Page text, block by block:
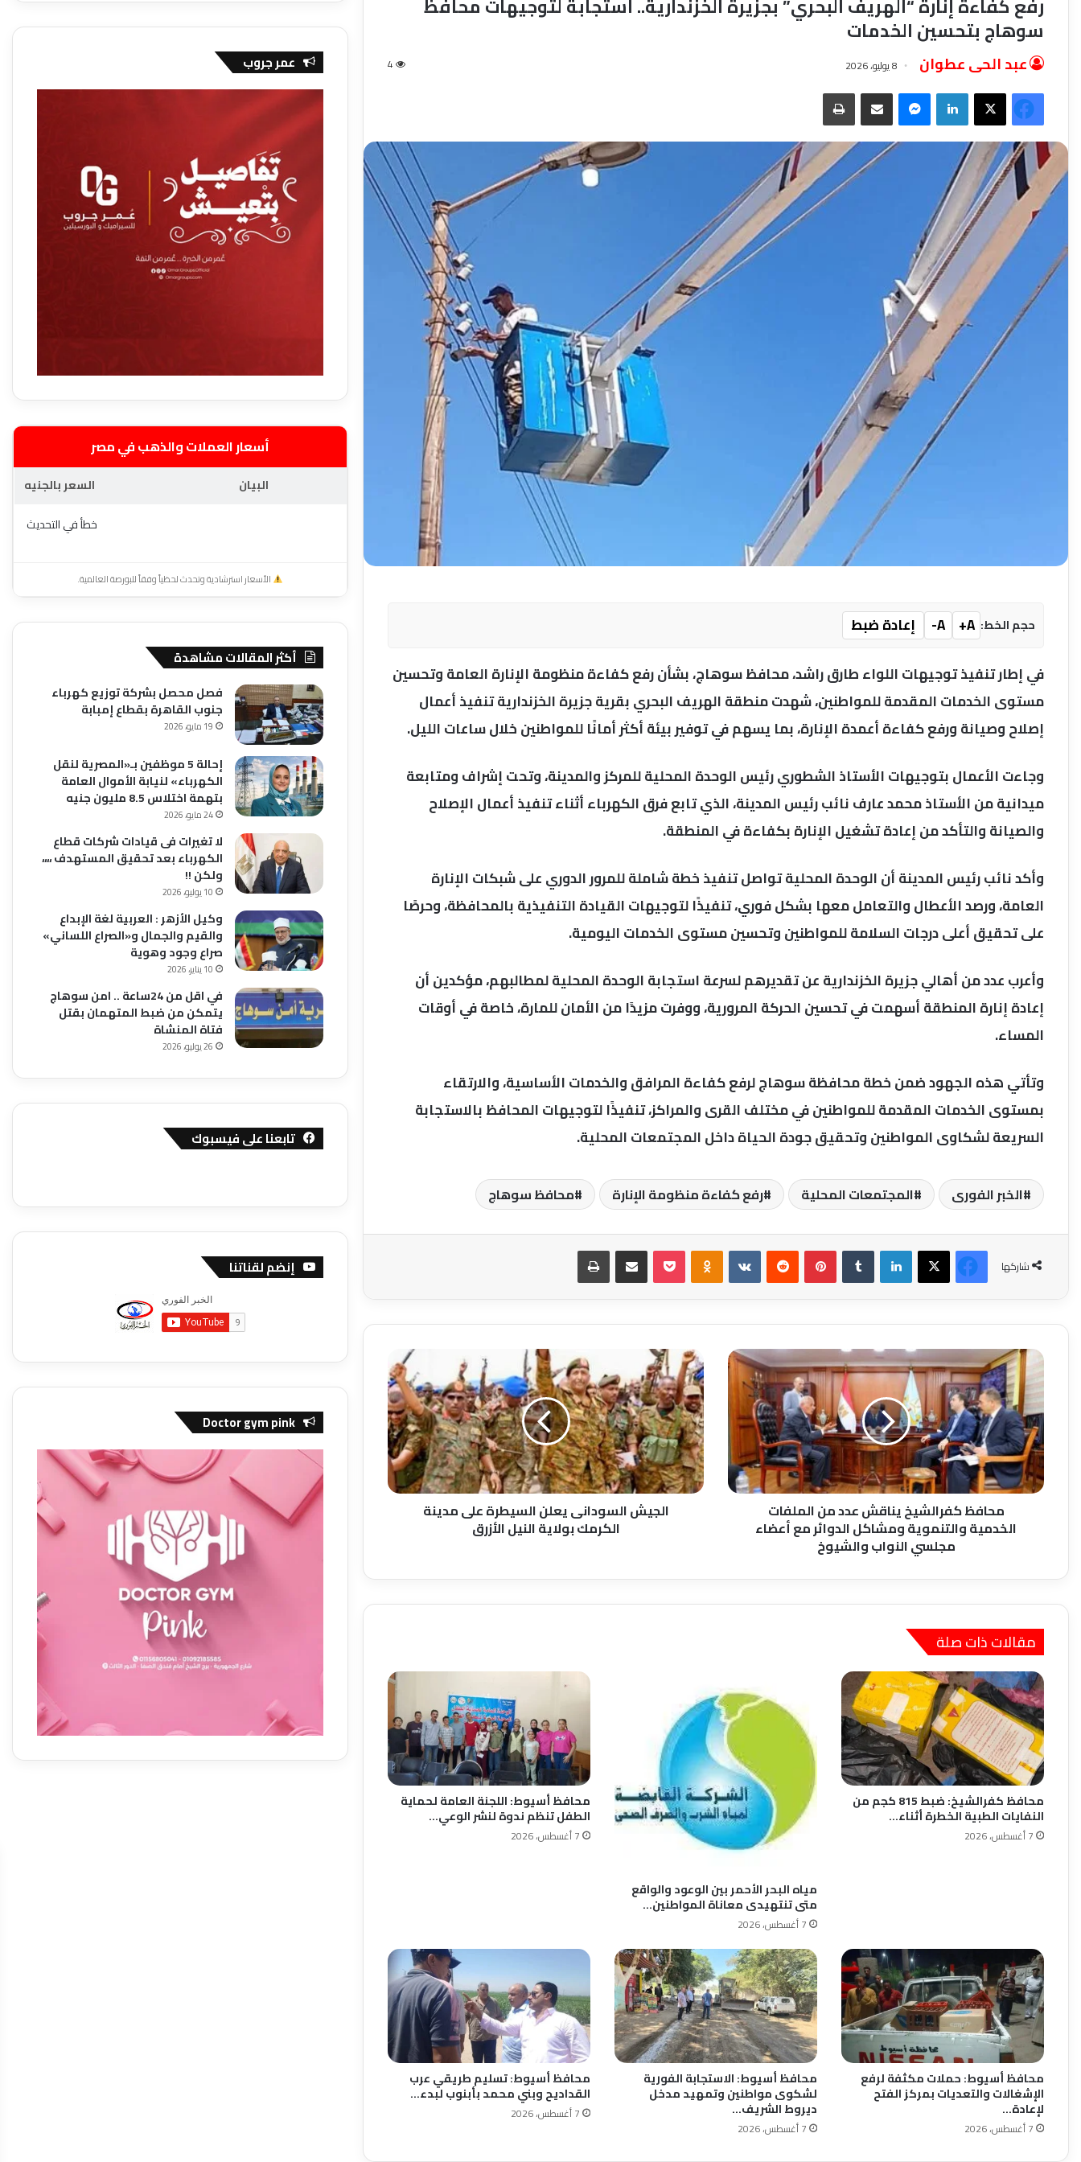
سوهاج بتحسين الخدمات
عبد الحى عطوان 8 يوليو، 2026 4
فيسبوك‫X لينكدإن ماسنجر مشاركة عبر البريد طباعة
حجم الخط: A+
A-
إعادة ضبط
في إطار تنفيذ توجيهات اللواء طارق راشد، محافظ سوهاج، بشأن رفع كفاءة منظومة الإنارة العامة وتحسين
مستوى الخدمات المقدمة للمواطنين، شهدت منطقة الهريف البحري بقرية جزيرة الخزندارية تنفيذ أعمال
إصلاح وصيانة ورفع كفاءة أعمدة الإنارة، بما يسهم في توفير بيئة أكثر أمانًا للمواطنين خلال ساعات الليل.
وجاءت الأعمال بتوجيهات الأستاذ الشطوري رئيس الوحدة المحلية للمركز والمدينة، وتحت إشراف ومتابعة
ميدانية من الأستاذ محمد عارف نائب رئيس المدينة، الذي تابع فرق الكهرباء أثناء تنفيذ أعمال الإصلاح
والصيانة والتأكد من إعادة تشغيل الإنارة بكفاءة في المنطقة.
وأكد نائب رئيس المدينة أن الوحدة المحلية تواصل تنفيذ خطة شاملة للمرور الدوري على شبكات الإنارة
العامة، ورصد الأعطال والتعامل معها بشكل فوري، تنفيذًا لتوجيهات القيادة التنفيذية بالمحافظة، وحرصًا
على تحقيق أعلى درجات السلامة للمواطنين وتحسين مستوى الخدمات اليومية.
وأعرب عدد من أهالي جزيرة الخزندارية عن تقديرهم لسرعة استجابة الوحدة المحلية لمطالبهم، مؤكدين أن
إعادة إنارة المنطقة أسهمت في تحسين الحركة المرورية، ووفرت مزيدًا من الأمان للمارة، خاصة في أوقات
المساء.
وتأتي هذه الجهود ضمن خطة محافظة سوهاج لرفع كفاءة المرافق والخدمات الأساسية، والارتقاء
بمستوى الخدمات المقدمة للمواطنين في مختلف القرى والمراكز، تنفيذًا لتوجيهات المحافظ بالاستجابة
السريعة لشكاوى المواطنين وتحقيق جودة الحياة داخل المجتمعات المحلية.
الخبر الفورى المجتمعات المحلية رفع كفاءة منظومة الإنارة محافظ سوهاج
شاركها
فيسبوك‫X لينكدإن بينتيريست Odnoklassniki
‫Pocket مشاركة عبر البريد طباعة
محافظ
كفرالشيخ
يناقش
عدد
من
الملفات
الخدمية
والتنموية
ومشاكل
النواب
محافظ كفرالشيخ يناقش عدد من الملفات
الخدمية والتنموية ومشاكل الدوائر مع أعضاء
مجلسي النواب والشيوخ
الجيش
السودانى
يعلن
السيطرة
على
مدينة
الكرمك
بولاية
النيل
الجيش السودانى يعلن السيطرة على مدينة
الكرمك بولاية النيل الأزرق
مقالات ذات صلة
محافظ كفرالشيخ: ضبط 815 كجم من
النفايات الطبية الخطرة أثناء…
7 أغسطس، 2026
مياه البحر الأحمر بين الوعود والواقع
متى تنتهيدى معاناة المواطنين…
7 أغسطس، 2026
محافظ أسيوط: اللجنة العامة لحماية
الطفل تنظم ندوة لنشر الوعي…
7 أغسطس، 2026
محافظ أسيوط: حملات مكثفة لرفع
الإشغالات والتعديات بمركز الفتح
لإعادة…
7 أغسطس، 2026
محافظ أسيوط: الاستجابة الفورية
لشكوى مواطنين وتمهيد مدخل
ديروط الشريف…
7 أغسطس، 2026
محافظ أسيوط: تسليم طريقي عرب
القداديح وبني محمد بأبنوب لبدء…
7 أغسطس، 2026
عمر جروب
أسعار العملات والذهب في مصر
البيان
السعر بالجنيه
خطأ في التحديث
الأسعار استرشادية وتحدث لحظياً وفقاً للبورصة العالمية.
أكثر المقالات مشاهدة
فصل محصل بشركة توزيع كهرباء
جنوب القاهرة بقطاع إمبابة
19 مايو، 2026
إحالة 5 موظفين بـ«المصرية لنقل
الكهرباء» لنيابة الأموال العامة
بتهمة اختلاس 8.5 مليون جنيه
24 مايو، 2026
لا تغيرات فى قيادات شركات قطاع
الكهرباء بعد تحقيق المستهدف ،،،،
ولكن !!
10 يوليو، 2026
وكيل الأزهر : العربية لغة الإبداع
والقيم والجمال و«الصراع اللساني»
صراع وجود وهوية
10 يناير، 2026
في اقل من 24ساعة .. امن سوهاج
يتمكن من ضبط المتهمان بقتل
فتاة المنشاة
26 يوليو، 2026
تابعنا على فيسبوك
إنضم لقناتنا
Doctor gym pink